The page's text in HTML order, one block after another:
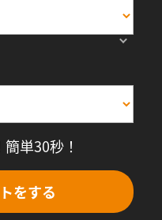
単30秒！
をする